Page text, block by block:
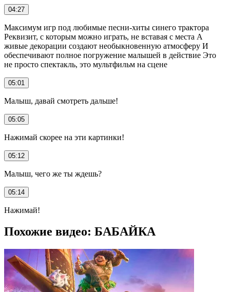
04:27
Максимум игр под любимые песни-хиты синего трактора
Реквизит, с которым можно играть, не вставая с места А
живые декорации создают необыкновенную атмосферу И
обеспечивают полное погружение малышей в действие Это
не просто спектакль, это мультфильм на сцене
05:01
Малыш, давай смотреть дальше!
05:05
Нажимай скорее на эти картинки!
05:12
Малыш, чего же ты ждешь?
05:14
Нажимай!
Похожие видео: БАБАЙКА